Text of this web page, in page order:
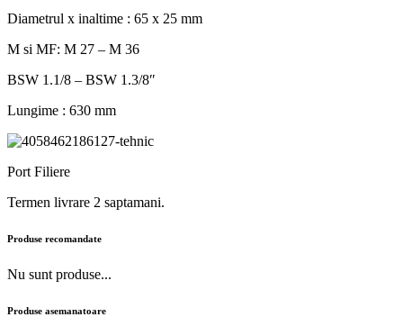
Diametrul x inaltime : 65 x 25 mm
M si MF: M 27 – M 36
BSW 1.1/8 – BSW 1.3/8ʺ
Lungime : 630 mm
Port Filiere
Termen livrare 2 saptamani.
Produse recomandate
Nu sunt produse...
Produse asemanatoare